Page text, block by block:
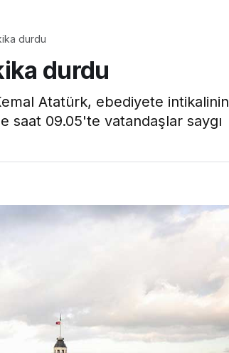
durdu
durdu
Atatürk, ebediyete intikalinin
saat 09.05'te vatandaşlar saygı
pastaneye taş çıkartır: